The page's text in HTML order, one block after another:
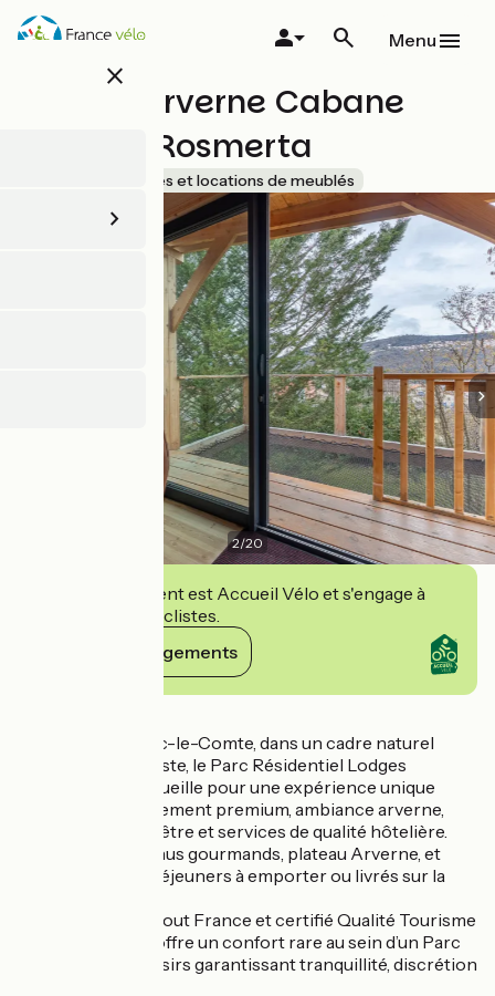
Aller
au
close
Menu
Lodges Arverne Cabane
Perchée Rosmerta
Gîtes et locations de meublés
2/20
Cet établissement est Accueil Vélo et s'engage à
accueillir des cyclistes.
Voir ses engagements
À proximité de Vic-le-Comte, dans un cadre naturel
préservé et intimiste, le Parc Résidentiel Lodges
Arverne vous accueille pour une expérience unique
associant hébergement premium, ambiance arverne,
prestations bien-être et services de qualité hôtelière.
Restauration, menus gourmands, plateau Arverne, et
boissons, petits déjeuners à emporter ou livrés sur la
Agréé 3 étoiles Atout France et certifié Qualité Tourisme
97 %, le domaine offre un confort rare au sein d’un Parc
Résidentiel de Loisirs garantissant tranquillité, discrétion